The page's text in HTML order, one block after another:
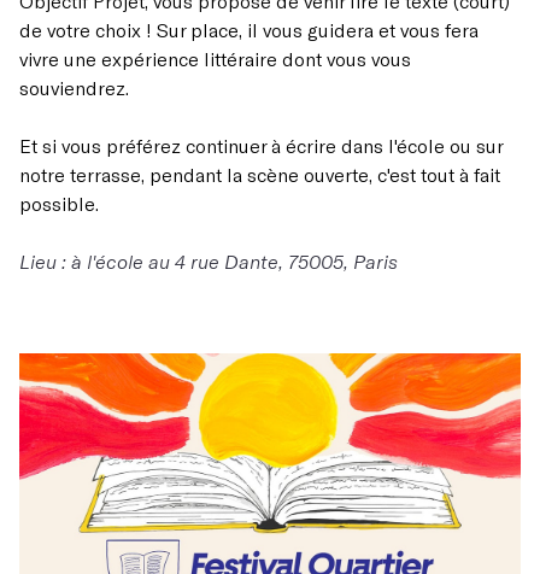
de votre choix ! Sur place, il vous guidera et vous fera
vivre une expérience littéraire dont vous vous
souviendrez.
Et si vous préférez continuer à écrire dans l'école ou sur
notre terrasse, pendant la scène ouverte, c'est tout à fait
possible.
Lieu : à l'école au 4 rue Dante, 75005, Paris